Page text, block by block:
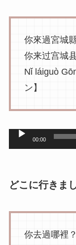
你來過宮城
你来过宫城
Nǐ láiguò
ン】
声
レ
ヤ
00:00
どこに行きま
你去過哪裡